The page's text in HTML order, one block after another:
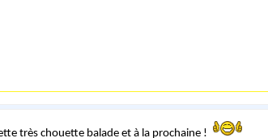
très chouette balade et à la prochaine !